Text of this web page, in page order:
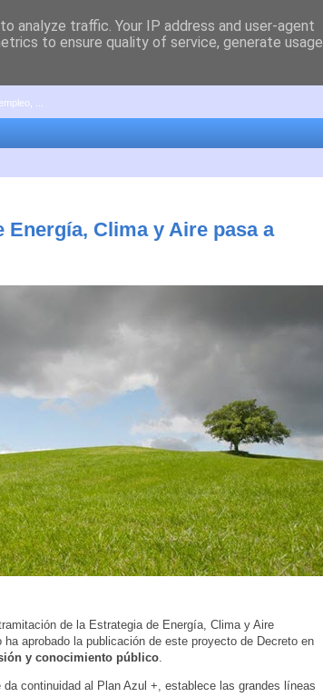
...
Energía, Clima y Aire pasa a
de la Estrategia de Energía, Clima y Aire
aprobado la publicación de este proyecto de Decreto en
y conocimiento público
continuidad al Plan Azul +, establece las grandes líneas
analyze traffic. Your IP address and user-agent
to ensure quality of service, generate usage